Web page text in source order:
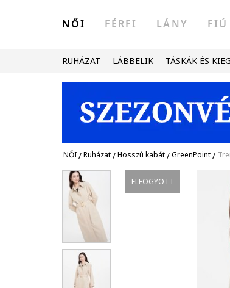
NŐI FÉRFI LÁNY FIÚ
RUHÁZAT LÁBBELIK TÁSKÁK ÉS
NŐI/Ruházat/Hosszú kabát/GreenPoint/
ELFOGYOTT